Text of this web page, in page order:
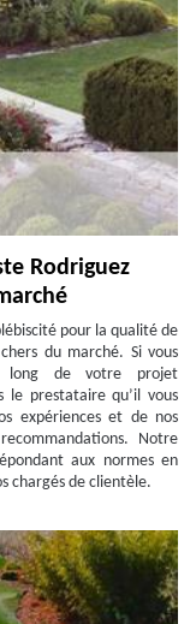
Rodriguez
pour la qualité de
du marché. Si vous
long de votre projet
le prestataire qu’il vous
expériences et de nos
Notre
aux normes en
chargés de clientèle.